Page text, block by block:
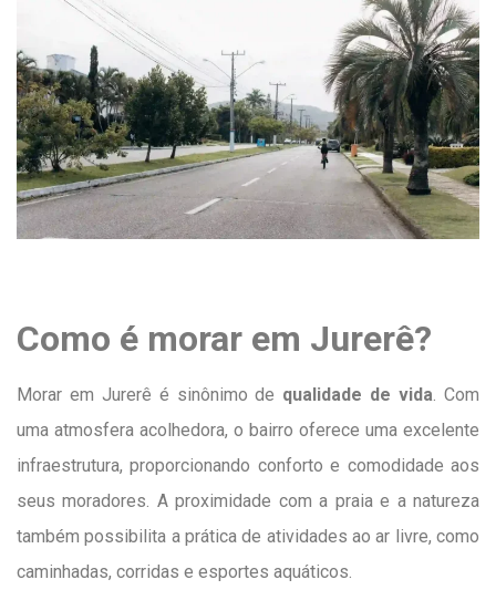
Como é morar em Jurerê?
Morar em Jurerê é sinônimo de qualidade de vida. Com
uma atmosfera acolhedora, o bairro oferece uma excelente
infraestrutura, proporcionando conforto e comodidade aos
seus moradores. A proximidade com a praia e a natureza
também possibilita a prática de atividades ao ar livre, como
caminhadas, corridas e esportes aquáticos.